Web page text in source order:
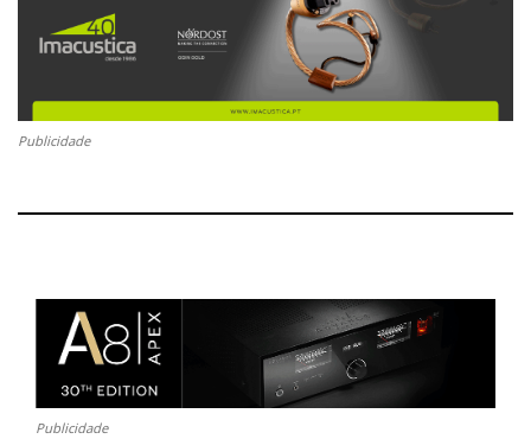
Publicidade
Publicidade